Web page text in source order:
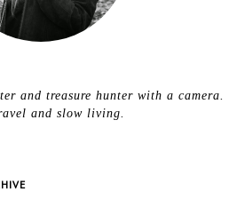
and treasure hunter with a camera.
and slow living.